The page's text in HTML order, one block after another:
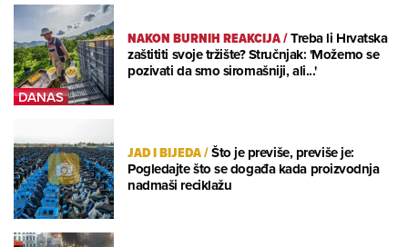
NAKON BURNIH REAKCIJA/Treba li Hrvatska
zaštititi svoje tržište? Stručnjak: 'Možemo se
pozivati da smo siromašniji, ali...'
JAD I BIJEDA/Što je previše, previše je:
Pogledajte što se događa kada proizvodnja
nadmaši reciklažu